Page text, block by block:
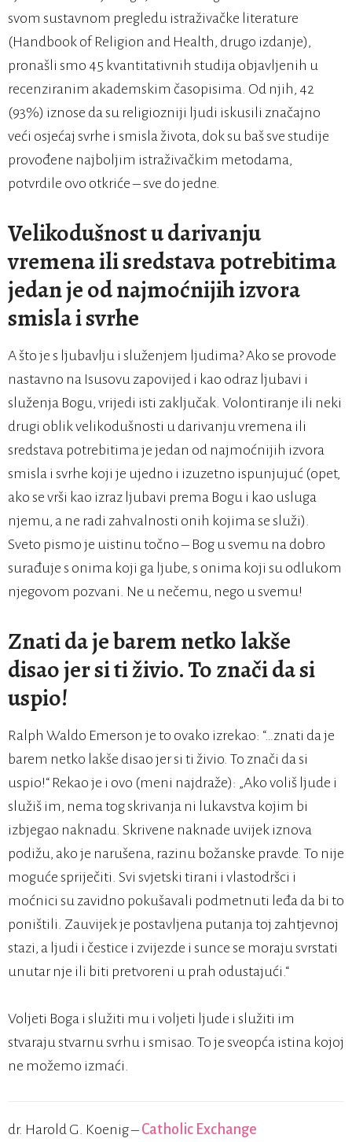
svom sustavnom pregledu istraživačke literature
(Handbook of Religion and Health, drugo izdanje),
pronašli smo 45 kvantitativnih studija objavljenih u
recenziranim akademskim časopisima. Od njih, 42
(93%) iznose da su religiozniji ljudi iskusili značajno
veći osjećaj svrhe i smisla života, dok su baš sve studije
provođene najboljim istraživačkim metodama,
potvrdile ovo otkriće – sve do jedne.
Velikodušnost u darivanju
vremena ili sredstava potrebitima
jedan je od najmoćnijih izvora
smisla i svrhe
A što je s ljubavlju i služenjem ljudima? Ako se provode
nastavno na Isusovu zapovijed i kao odraz ljubavi i
služenja Bogu, vrijedi isti zaključak. Volontiranje ili neki
drugi oblik velikodušnosti u darivanju vremena ili
sredstava potrebitima je jedan od najmoćnijih izvora
smisla i svrhe koji je ujedno i izuzetno ispunjujuć (opet,
ako se vrši kao izraz ljubavi prema Bogu i kao usluga
njemu, a ne radi zahvalnosti onih kojima se služi).
Sveto pismo je uistinu točno – Bog u svemu na dobro
surađuje s onima koji ga ljube, s onima koji su odlukom
njegovom pozvani. Ne u nečemu, nego u svemu!
Znati da je barem netko lakše
disao jer si ti živio. To znači da si
uspio!
Ralph Waldo Emerson je to ovako izrekao: “…znati da je
barem netko lakše disao jer si ti živio. To znači da si
uspio!“ Rekao je i ovo (meni najdraže): „Ako voliš ljude i
služiš im, nema tog skrivanja ni lukavstva kojim bi
izbjegao naknadu. Skrivene naknade uvijek iznova
podižu, ako je narušena, razinu božanske pravde. To nije
moguće spriječiti. Svi svjetski tirani i vlastodršci i
moćnici su zavidno pokušavali podmetnuti leđa da bi to
poništili. Zauvijek je postavljena putanja toj zahtjevnoj
stazi, a ljudi i čestice i zvijezde i sunce se moraju svrstati
unutar nje ili biti pretvoreni u prah odustajući.“
Voljeti Boga i služiti mu i voljeti ljude i služiti im
stvaraju stvarnu svrhu i smisao. To je sveopća istina kojoj
ne možemo izmaći.
dr. Harold G. Koenig – Catholic Exchange